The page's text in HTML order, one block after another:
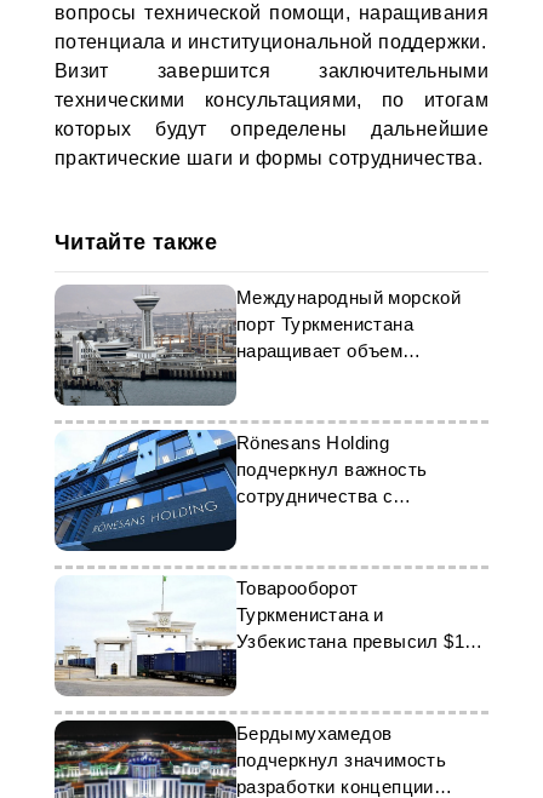
вопросы технической помощи, наращивания
потенциала и институциональной поддержки.
Визит завершится заключительными
техническими консультациями, по итогам
которых будут определены дальнейшие
практические шаги и формы сотрудничества.
Читайте также
Международный морской
порт Туркменистана
наращивает объем
грузоперевозок
Rönesans Holding
подчеркнул важность
сотрудничества с
Туркменистаном
Товарооборот
Туркменистана и
Узбекистана превысил $1
Бердымухамедов
подчеркнул значимость
разработки концепции